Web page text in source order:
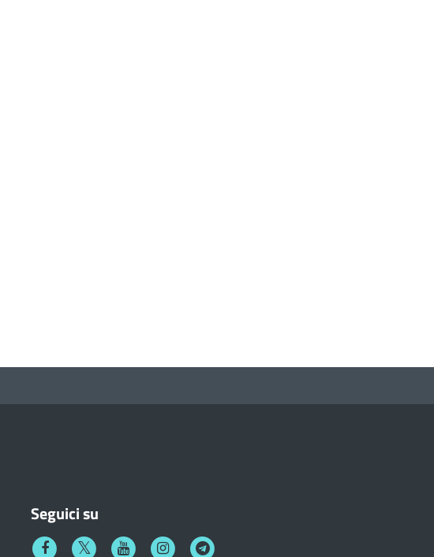
Seguici su
FacebookTwitter YoutubeInstagramTelegram